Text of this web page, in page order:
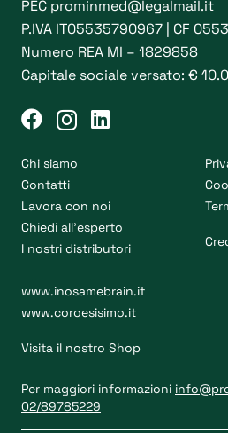
del
PEC prominmed@legalmail.it
P.IVA IT05535790967 | CF
Numero REA MI – 1829858
Capitale sociale versato: €
Chi siamo
Contatti
Lavora con noi
Chiedi all’esperto
I nostri distributori
www.inosamebrain.it
www.coroesisimo.it
Visita il nostro Shop
Per maggiori informazioni
02/89785229